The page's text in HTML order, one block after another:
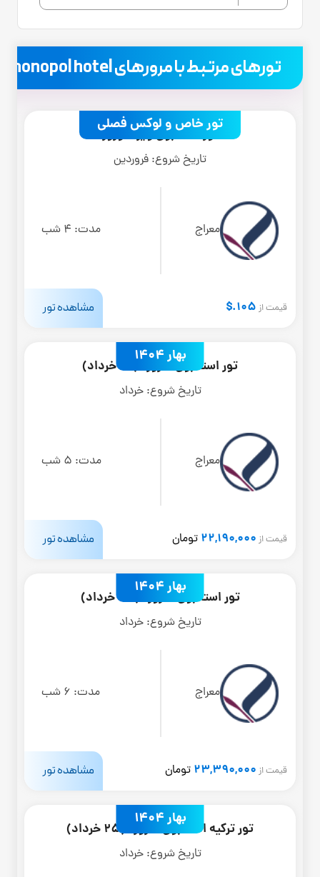
تورهای مرتبط با مرورهای monopol hotel
تور خاص و لوکس فصلی
تور استانبول ویژه نوروز
تاریخ شروع: فروردین
معراج مدت: 4 شب
قیمت از 105.$ مشاهده تور
بهار 1404
تور استانبول 6 روزه (20 خرداد)
تاریخ شروع: خرداد
معراج مدت: 5 شب
قیمت از 22,190,000 تومان مشاهده تور
بهار 1404
تور استانبول 7 روزه (30 خرداد)
تاریخ شروع: خرداد
معراج مدت: 6 شب
قیمت از 23,390,000 تومان مشاهده تور
بهار 1404
تور ترکیه استانبول 6 روزه (25 خرداد)
تاریخ شروع: خرداد